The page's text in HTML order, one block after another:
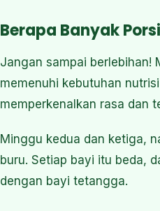
Berapa Banyak
Jangan sampai berlebihan!
memenuhi kebutuhan
memperkenalkan rasa dan
Minggu kedua dan ketiga,
buru. Setiap bayi itu beda,
dengan bayi tetangga.